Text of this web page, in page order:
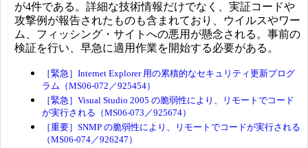
が4件である。詳細な技術情報だけでなく、実証コードや
攻撃例が報告されたものも含まれており、ウイルスやワー
ム、フィッシング・サイトへの悪用が懸念される。事前の
検証を行い、早急に適用作業を開始する必要がある。
［緊急］Internet Explorer 用の累積的なセキュリティ更新プログ
ラム（MS06-072／925454）
［緊急］Visual Studio 2005 の脆弱性により、リモートでコード
が実行される（MS06-073／925674）
［重要］SNMP の脆弱性により、リモートでコードが実行される
（MS06-074／926247）